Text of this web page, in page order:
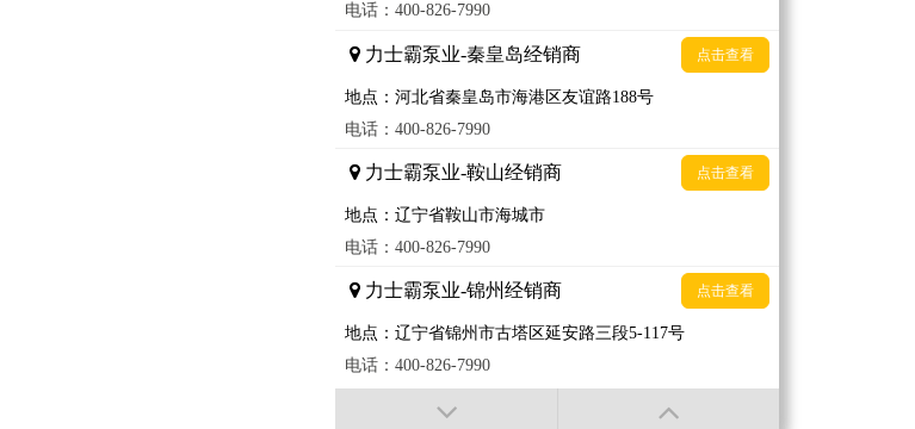
电话：400-826-7990
力士霸泵业-秦皇岛经销商 点击查看
地点：河北省秦皇岛市海港区友谊路188号
电话：400-826-7990
力士霸泵业-鞍山经销商 点击查看
地点：辽宁省鞍山市海城市
电话：400-826-7990
力士霸泵业-锦州经销商 点击查看
地点：辽宁省锦州市古塔区延安路三段5-117号
电话：400-826-7990
力士霸泵业-临沂经销商